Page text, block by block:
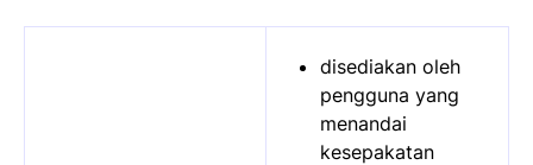
disediakan oleh
pengguna yang
menandai
kesepakatan